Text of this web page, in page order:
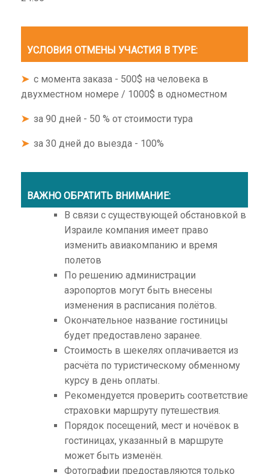
УСЛОВИЯ ОТМЕНЫ УЧАСТИЯ В ТУРЕ:
➤ с момента заказа - 500$ на человека в
двухместном номере / 1000$ в одноместном
➤ за 90 дней - 50 % от стоимости тура
➤ за 30 дней до выезда - 100%
ВАЖНО ОБРАТИТЬ ВНИМАНИЕ:
В связи с существующей обстановкой в
Израиле компания имеет право
изменить авиакомпанию и время
полетов
По решению администрации
аэропортов могут быть внесены
изменения в расписания полётов.
Окончательное название гостиницы
будет предоставлено заранее.
Стоимость в шекелях оплачивается из
расчёта по туристическому обменному
курсу в день оплаты.
Рекомендуется проверить соответствие
страховки маршруту путешествия.
Порядок посещений, мест и ночёвок в
гостиницах, указанный в маршруте
может быть изменён.
Фотографии предоставляются только